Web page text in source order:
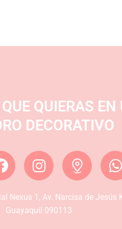
QUIERAS EN
DECORATIVO
F
a
e
b
I
n
t
a
h
t
Nexus 1, Av. Narcisa de Jesús
Guayaquil 090113